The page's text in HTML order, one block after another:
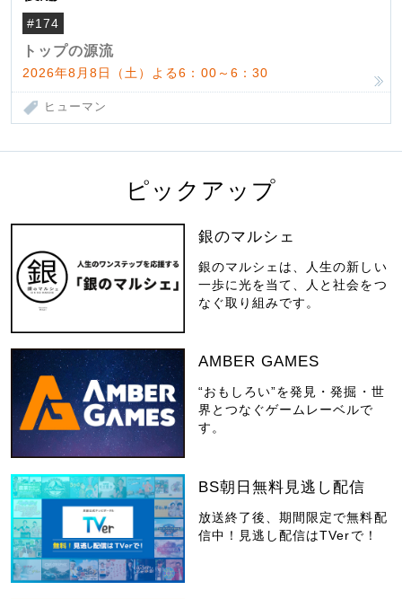
米国駐在でも浮かんだ八ヶ岳 山小屋を営
んだ父母
#174
トップの源流
2026年8月8日（土）よる6：00～6：30
ヒューマン
ピックアップ
銀のマルシェ
銀のマルシェは、人生の新しい
一歩に光を当て、人と社会をつ
なぐ取り組みです。
AMBER GAMES
“おもしろい”を発見・発掘・世
界とつなぐゲームレーベルで
す。
BS朝日無料見逃し配信
放送終了後、期間限定で無料配
信中！見逃し配信はTVerで！